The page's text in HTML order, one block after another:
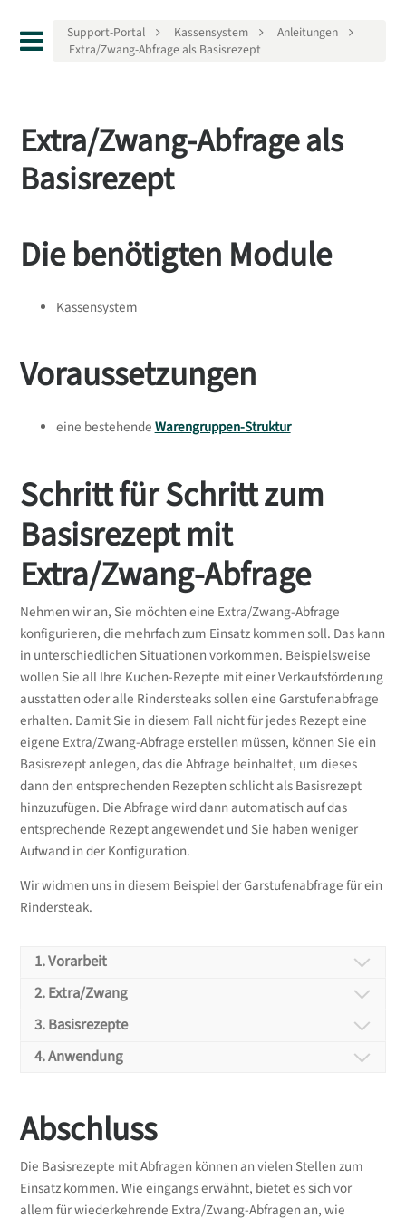
Support-Portal Kassensystem
Anleitungen
Extra/Zwang-Abfrage als Basisrezept
Extra/Zwang-Abfrage als
Basisrezept
Die benötigten Module
Kassensystem
Voraussetzungen
eine bestehendeWarengruppen-Struktur
Schritt für Schritt zum
Basisrezept mit
Extra/Zwang-Abfrage
Nehmen wir an, Sie möchten eine Extra/Zwang-Abfrage
konfigurieren, die mehrfach zum Einsatz kommen soll. Das kann
in unterschiedlichen Situationen vorkommen. Beispielsweise
wollen Sie all Ihre Kuchen-Rezepte mit einer Verkaufsförderung
ausstatten oder alle Rindersteaks sollen eine Garstufenabfrage
erhalten. Damit Sie in diesem Fall nicht für jedes Rezept eine
eigene Extra/Zwang-Abfrage erstellen müssen, können Sie ein
Basisrezept anlegen, das die Abfrage beinhaltet, um dieses
dann den entsprechenden Rezepten schlicht als Basisrezept
hinzuzufügen. Die Abfrage wird dann automatisch auf das
entsprechende Rezept angewendet und Sie haben weniger
Aufwand in der Konfiguration.
Wir widmen uns in diesem Beispiel der Garstufenabfrage für ein
Rindersteak.
1. Vorarbeit
1. Vorarbeit
Zuerst benötigen Sie
angelegte Rezepte nutzen oder
1.1 Beispiel
2. Extra/Zwang
2. Extra/Zwang erstellen
nötigen Rezepte erstellt wurden, wird die Abfrage
im RezeptGarstufenabfrage
erstellt. Diese finden Sie unter dem Reiter
Kalkulation / Extras/Zwänge, sobald Sie ein Rezept
aus der Liste ausgewählt haben.
3. Basisrezepte
Die Extra/Zwang-Abfrage ist nun komplett und wird
befüllt. (Basisrezepte können Rezepte oder
Grundrezepte sein.)
4. Anwendung
4. Die Anwendung des
Basisrezepts
Abschließend können Sie das erstellte Basisrezept
Abschluss
Die Basisrezepte mit Abfragen können an vielen Stellen zum
Einsatz kommen. Wie eingangs erwähnt, bietet es sich vor
allem für wiederkehrende Extra/Zwang-Abfragen an, wie